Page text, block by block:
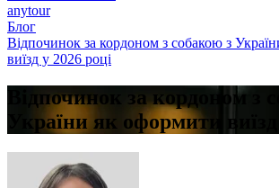
anytour
Блог
Відпочинок за кордоном з собакою з
виїзд у 2026 році
Відпочинок за кордоном з
України як оформити виїзд